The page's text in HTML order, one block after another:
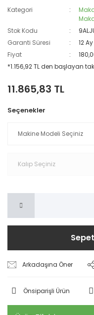
Kategori
Stok Kodu
Garanti Süresi
12 Ay
Fiyat
*1.156,92 TL den başlayan
11.865,83 TL
Seçenekler
Arkadaşına Öner
Önsiparişli Ürün